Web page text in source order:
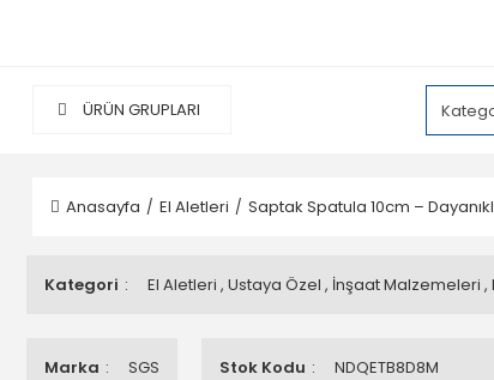
ÜRÜN GRUPLARI
Anasayfa El Aletleri Saptak Spatula 10cm –
Kategori El Aletleri , Ustaya Özel , İnşaat Malzemeleri ,
Marka SGS Stok Kodu NDQETB8D8M